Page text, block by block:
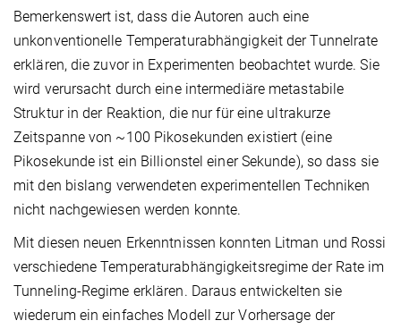
Bemerkenswert ist, dass die Autoren auch eine
unkonventionelle Temperaturabhängigkeit der Tunnelrate
erklären, die zuvor in Experimenten beobachtet wurde. Sie
wird verursacht durch eine intermediäre metastabile
Struktur in der Reaktion, die nur für eine ultrakurze
Zeitspanne von ~100 Pikosekunden existiert (eine
Pikosekunde ist ein Billionstel einer Sekunde), so dass sie
mit den bislang verwendeten experimentellen Techniken
nicht nachgewiesen werden konnte.
Mit diesen neuen Erkenntnissen konnten Litman und Rossi
verschiedene Temperaturabhängigkeitsregime der Rate im
Tunneling-Regime erklären. Daraus entwickelten sie
wiederum ein einfaches Modell zur Vorhersage der